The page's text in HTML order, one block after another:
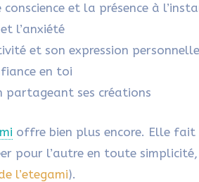
et la présence à
l’anxiété
et son expression
en toi
partageant ses créations
offre bien plus encore. Elle
pour l’autre en toute
l’etegami).